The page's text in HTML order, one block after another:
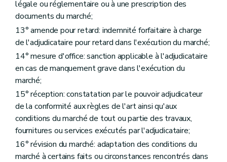
Section 1
re
Dispositions communes à tous les marchés de fournitures
Art. 115
Art. 116
Art. 117
Art. 118
Art. 119
Art. 120
Art. 123
Art. 124
Art. 125
Art. 126
Art. 127
Section 2 Dispositions complémentaires pour les marchés de fournitures sous forme d'achat
Art. 128
légale ou réglementaire ou à une prescription des
documents du marché;
13° amende pour retard: indemnité forfaitaire à charge
de l'adjudicataire pour retard dans l'exécution du marché;
14° mesure d'office: sanction applicable à l'adjudicataire
en cas de manquement grave dans l'exécution du
marché;
15° réception: constatation par le pouvoir adjudicateur
de la conformité aux règles de l'art ainsi qu'aux
conditions du marché de tout ou partie des travaux,
fournitures ou services exécutés par l'adjudicataire;
16° révision du marché: adaptation des conditions du
marché à certains faits ou circonstances rencontrés dans